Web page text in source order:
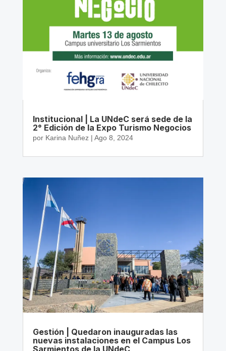
Institucional | La UNdeC será sede de la
2° Edición de la Expo Turismo Negocios
por Karina Nuñez| Ago 8, 2024
Gestión | Quedaron inauguradas las
nuevas instalaciones en el Campus Los